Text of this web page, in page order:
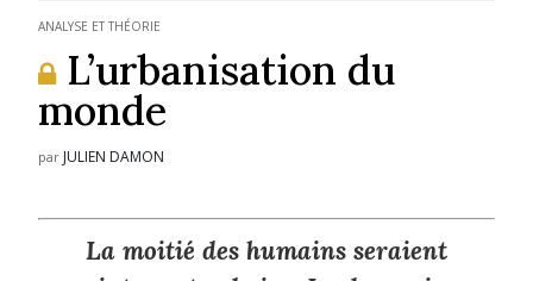
ANALYSE ET THÉORIE
L’urbanisation du
monde
par JULIEN DAMON
La moitié des humains seraient